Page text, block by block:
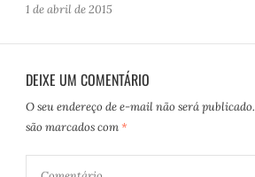
1 de abril de 2015
DEIXE UM COMENTÁRIO
O seu endereço de e-mail não será publicado.
são marcados com *